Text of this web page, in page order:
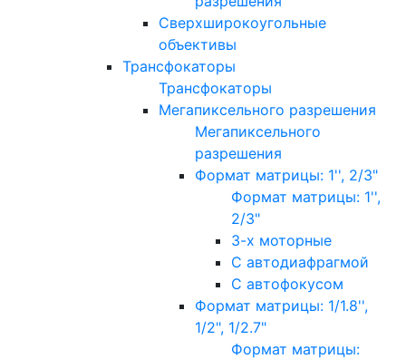
Сверхширокоугольные
объективы
Трансфокаторы
Трансфокаторы
Мегапиксельного разрешения
Мегапиксельного
разрешения
Формат матрицы: 1'', 2/3"
Формат матрицы: 1'',
2/3"
3-х моторные
С автодиафрагмой
С автофокусом
Формат матрицы: 1/1.8'',
1/2", 1/2.7"
Формат матрицы: